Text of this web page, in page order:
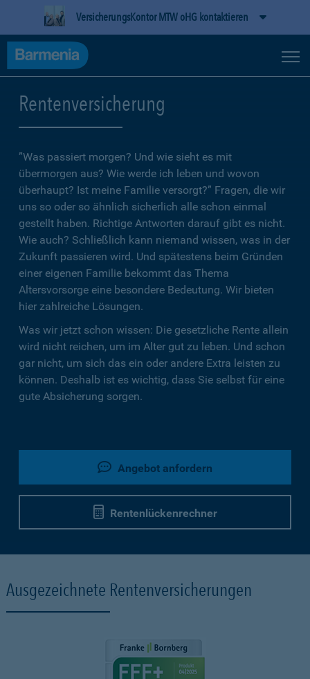
VersicherungsKontor MTW oHG kontaktieren
Rentenversicherung
”Was passiert morgen? Und wie sieht es mit
übermorgen aus? Wie werde ich leben und wovon
überhaupt? Ist meine Familie versorgt?” Fragen, die wir
uns so oder so ähnlich sicherlich alle schon einmal
gestellt haben. Richtige Antworten darauf gibt es nicht.
Wie auch? Schließlich kann niemand wissen, was in der
Zukunft passieren wird. Und spätestens beim Gründen
einer eigenen Familie bekommt das Thema
Altersvorsorge eine besondere Bedeutung. Wir bieten
hier zahlreiche Lösungen.
Was wir jetzt schon wissen: Die gesetzliche Rente allein
wird nicht reichen, um im Alter gut zu leben. Und schon
gar nicht, um sich das ein oder andere Extra leisten zu
können. Deshalb ist es wichtig, dass Sie selbst für eine
gute Absicherung sorgen.
Angebot anfordern
Rentenlückenrechner
Ausgezeichnete Rentenversicherungen